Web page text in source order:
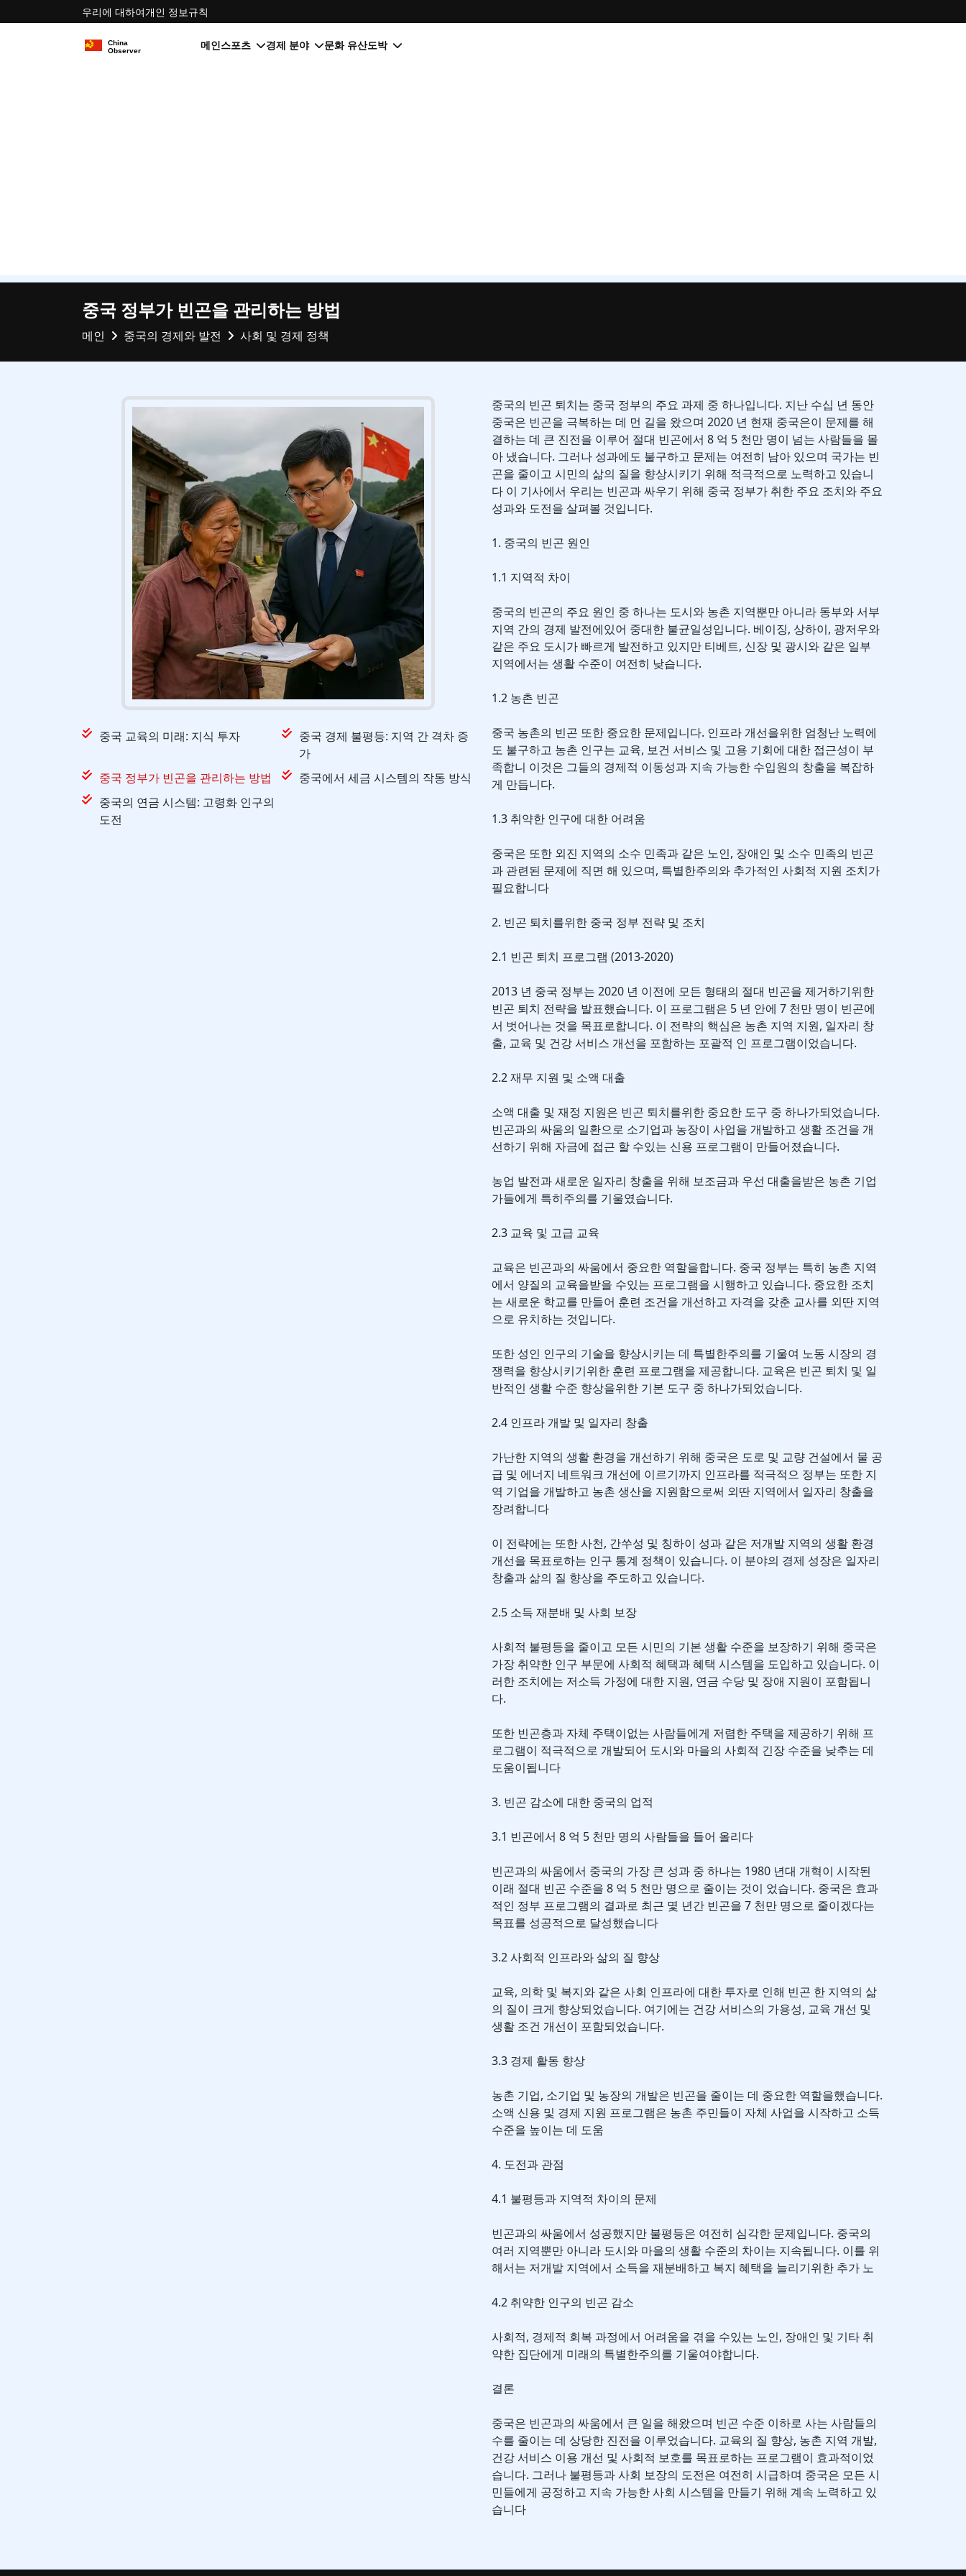
우리에 대하여개인 정보규칙
메인스포츠 경제 분야 문화 유산도박
중국 정부가 빈곤을 관리하는 방법
메인 중국의 경제와 발전 사회 및 경제 정책
중국 교육의 미래: 지식 투자
중국 경제 불평등: 지역 간 격차 증
가
중국 정부가 빈곤을 관리하는 방법
중국에서 세금 시스템의 작동 방식
중국의 연금 시스템: 고령화 인구의
도전
중국의 빈곤 퇴치는 중국 정부의 주요 과제 중 하나입니다. 지난 수십 년 동안
중국은 빈곤을 극복하는 데 먼 길을 왔으며 2020 년 현재 중국은이 문제를 해
결하는 데 큰 진전을 이루어 절대 빈곤에서 8 억 5 천만 명이 넘는 사람들을 몰
아 냈습니다. 그러나 성과에도 불구하고 문제는 여전히 남아 있으며 국가는 빈
곤을 줄이고 시민의 삶의 질을 향상시키기 위해 적극적으로 노력하고 있습니
다 이 기사에서 우리는 빈곤과 싸우기 위해 중국 정부가 취한 주요 조치와 주요
성과와 도전을 살펴볼 것입니다.
1. 중국의 빈곤 원인
1.1 지역적 차이
중국의 빈곤의 주요 원인 중 하나는 도시와 농촌 지역뿐만 아니라 동부와 서부
지역 간의 경제 발전에있어 중대한 불균일성입니다. 베이징, 상하이, 광저우와
같은 주요 도시가 빠르게 발전하고 있지만 티베트, 신장 및 광시와 같은 일부
지역에서는 생활 수준이 여전히 낮습니다.
1.2 농촌 빈곤
중국 농촌의 빈곤 또한 중요한 문제입니다. 인프라 개선을위한 엄청난 노력에
도 불구하고 농촌 인구는 교육, 보건 서비스 및 고용 기회에 대한 접근성이 부
족합니 이것은 그들의 경제적 이동성과 지속 가능한 수입원의 창출을 복잡하
게 만듭니다.
1.3 취약한 인구에 대한 어려움
중국은 또한 외진 지역의 소수 민족과 같은 노인, 장애인 및 소수 민족의 빈곤
과 관련된 문제에 직면 해 있으며, 특별한주의와 추가적인 사회적 지원 조치가
필요합니다
2. 빈곤 퇴치를위한 중국 정부 전략 및 조치
2.1 빈곤 퇴치 프로그램 (2013-2020)
2013 년 중국 정부는 2020 년 이전에 모든 형태의 절대 빈곤을 제거하기위한
빈곤 퇴치 전략을 발표했습니다. 이 프로그램은 5 년 안에 7 천만 명이 빈곤에
서 벗어나는 것을 목표로합니다. 이 전략의 핵심은 농촌 지역 지원, 일자리 창
출, 교육 및 건강 서비스 개선을 포함하는 포괄적 인 프로그램이었습니다.
2.2 재무 지원 및 소액 대출
소액 대출 및 재정 지원은 빈곤 퇴치를위한 중요한 도구 중 하나가되었습니다.
빈곤과의 싸움의 일환으로 소기업과 농장이 사업을 개발하고 생활 조건을 개
선하기 위해 자금에 접근 할 수있는 신용 프로그램이 만들어졌습니다.
농업 발전과 새로운 일자리 창출을 위해 보조금과 우선 대출을받은 농촌 기업
가들에게 특히주의를 기울였습니다.
2.3 교육 및 고급 교육
교육은 빈곤과의 싸움에서 중요한 역할을합니다. 중국 정부는 특히 농촌 지역
에서 양질의 교육을받을 수있는 프로그램을 시행하고 있습니다. 중요한 조치
는 새로운 학교를 만들어 훈련 조건을 개선하고 자격을 갖춘 교사를 외딴 지역
으로 유치하는 것입니다.
또한 성인 인구의 기술을 향상시키는 데 특별한주의를 기울여 노동 시장의 경
쟁력을 향상시키기위한 훈련 프로그램을 제공합니다. 교육은 빈곤 퇴치 및 일
반적인 생활 수준 향상을위한 기본 도구 중 하나가되었습니다.
2.4 인프라 개발 및 일자리 창출
가난한 지역의 생활 환경을 개선하기 위해 중국은 도로 및 교량 건설에서 물 공
급 및 에너지 네트워크 개선에 이르기까지 인프라를 적극적으 정부는 또한 지
역 기업을 개발하고 농촌 생산을 지원함으로써 외딴 지역에서 일자리 창출을
장려합니다
이 전략에는 또한 사천, 간쑤성 및 칭하이 성과 같은 저개발 지역의 생활 환경
개선을 목표로하는 인구 통계 정책이 있습니다. 이 분야의 경제 성장은 일자리
창출과 삶의 질 향상을 주도하고 있습니다.
2.5 소득 재분배 및 사회 보장
사회적 불평등을 줄이고 모든 시민의 기본 생활 수준을 보장하기 위해 중국은
가장 취약한 인구 부문에 사회적 혜택과 혜택 시스템을 도입하고 있습니다. 이
러한 조치에는 저소득 가정에 대한 지원, 연금 수당 및 장애 지원이 포함됩니
다.
또한 빈곤층과 자체 주택이없는 사람들에게 저렴한 주택을 제공하기 위해 프
로그램이 적극적으로 개발되어 도시와 마을의 사회적 긴장 수준을 낮추는 데
도움이됩니다
3. 빈곤 감소에 대한 중국의 업적
3.1 빈곤에서 8 억 5 천만 명의 사람들을 들어 올리다
빈곤과의 싸움에서 중국의 가장 큰 성과 중 하나는 1980 년대 개혁이 시작된
이래 절대 빈곤 수준을 8 억 5 천만 명으로 줄이는 것이 었습니다. 중국은 효과
적인 정부 프로그램의 결과로 최근 몇 년간 빈곤을 7 천만 명으로 줄이겠다는
목표를 성공적으로 달성했습니다
3.2 사회적 인프라와 삶의 질 향상
교육, 의학 및 복지와 같은 사회 인프라에 대한 투자로 인해 빈곤 한 지역의 삶
의 질이 크게 향상되었습니다. 여기에는 건강 서비스의 가용성, 교육 개선 및
생활 조건 개선이 포함되었습니다.
3.3 경제 활동 향상
농촌 기업, 소기업 및 농장의 개발은 빈곤을 줄이는 데 중요한 역할을했습니다.
소액 신용 및 경제 지원 프로그램은 농촌 주민들이 자체 사업을 시작하고 소득
수준을 높이는 데 도움
4. 도전과 관점
4.1 불평등과 지역적 차이의 문제
빈곤과의 싸움에서 성공했지만 불평등은 여전히 심각한 문제입니다. 중국의
여러 지역뿐만 아니라 도시와 마을의 생활 수준의 차이는 지속됩니다. 이를 위
해서는 저개발 지역에서 소득을 재분배하고 복지 혜택을 늘리기위한 추가 노
4.2 취약한 인구의 빈곤 감소
사회적, 경제적 회복 과정에서 어려움을 겪을 수있는 노인, 장애인 및 기타 취
약한 집단에게 미래의 특별한주의를 기울여야합니다.
결론
중국은 빈곤과의 싸움에서 큰 일을 해왔으며 빈곤 수준 이하로 사는 사람들의
수를 줄이는 데 상당한 진전을 이루었습니다. 교육의 질 향상, 농촌 지역 개발,
건강 서비스 이용 개선 및 사회적 보호를 목표로하는 프로그램이 효과적이었
습니다. 그러나 불평등과 사회 보장의 도전은 여전히 시급하며 중국은 모든 시
민들에게 공정하고 지속 가능한 사회 시스템을 만들기 위해 계속 노력하고 있
습니다